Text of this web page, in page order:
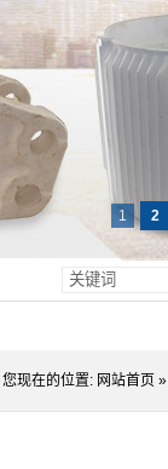
1 2
您现在的位置: 网站首页 »